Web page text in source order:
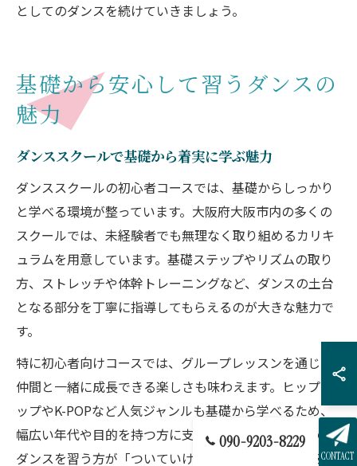
としてのダンスを続けていきましょう。
基礎から安心して習うダンスの
魅力
ダンススクールで基礎から着実に学ぶ魅力
ダンススクールの初心者コースでは、基礎からしっかり
と学べる環境が整っています。大阪府大阪市内の多くの
スクールでは、未経験者でも無理なく取り組めるカリキ
ュラムを用意しています。基礎ステップやリズムの取り
方、ストレッチや体幹トレーニングなど、ダンスの土台
となる部分を丁寧に指導してもらえるのが大きな魅力で
す。
特に初心者向けコースでは、グループレッスンを通じて
仲間と一緒に成長できる楽しさも味わえます。ヒップホ
ップやK-POPなど人気ジャンルも基礎から学べるため、
幅広い年代や目的を持つ方に支持されています。初めて
ダンスを習う方が「ついていけるかな」と感じる不安
090-9203-8229
CONTACT